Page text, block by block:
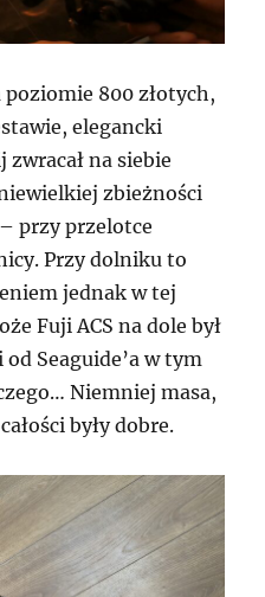
poziomie 800 złotych,
elegancki
na siebie
zbieżności
przy przelotce
Przy dolniku to
jednak w tej
Fuji ACS na dole był
Seaguide’a w tym
Niemniej masa,
były dobre.